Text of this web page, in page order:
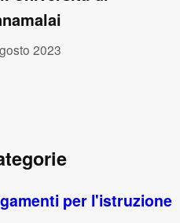
2023
per l'istruzione